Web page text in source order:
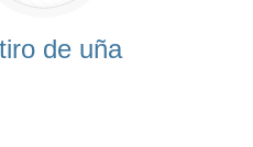
de uña